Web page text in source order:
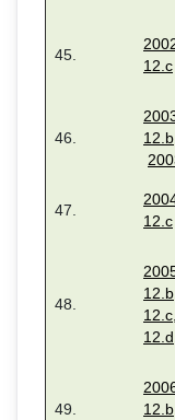
45.
12.c
46.
12.b
47.
12.c
48.
12.b
12.c
12.d
49.
12.b